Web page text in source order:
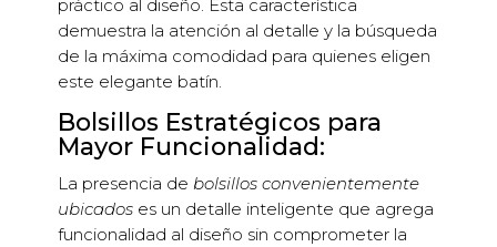
práctico al diseño. Esta característica
demuestra la atención al detalle y la búsqueda
de la máxima comodidad para quienes eligen
este elegante batín.
Bolsillos Estratégicos para
Mayor Funcionalidad:
La presencia debolsillos convenientemente
ubicados es un detalle inteligente que agrega
funcionalidad al diseño sin comprometer la